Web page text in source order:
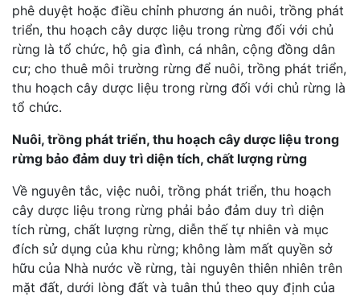
phê duyệt hoặc điều chỉnh phương án nuôi, trồng phát
triển, thu hoạch cây dược liệu trong rừng đối với chủ
rừng là tổ chức, hộ gia đình, cá nhân, cộng đồng dân
cư; cho thuê môi trường rừng để nuôi, trồng phát triển,
thu hoạch cây dược liệu trong rừng đối với chủ rừng là
tổ chức.
Nuôi, trồng phát triển, thu hoạch cây dược liệu trong
rừng bảo đảm duy trì diện tích, chất lượng rừng
Về nguyên tắc, việc nuôi, trồng phát triển, thu hoạch
cây dược liệu trong rừng phải bảo đảm duy trì diện
tích rừng, chất lượng rừng, diễn thế tự nhiên và mục
đích sử dụng của khu rừng; không làm mất quyền sở
hữu của Nhà nước về rừng, tài nguyên thiên nhiên trên
mặt đất, dưới lòng đất và tuân thủ theo quy định của